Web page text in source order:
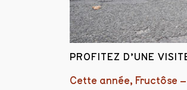
PROFITEZ D’UNE
Cette année, Fructôse